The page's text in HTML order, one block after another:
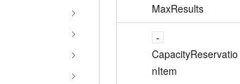
MaxResults
CapacityReservatio
nItem